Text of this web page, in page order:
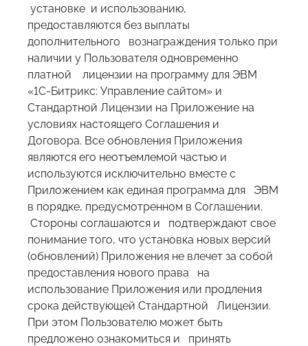
установке и использованию,
предоставляются без выплаты
дополнительного вознаграждения только при
наличии у Пользователя одновременно
платной лицензии на программу для ЭВМ
«1С-Битрикс: Управление сайтом» и
Стандартной Лицензии на Приложение на
условиях настоящего Соглашения и
Договора. Все обновления Приложения
являются его неотъемлемой частью и
используются исключительно вместе с
Приложением как единая программа для ЭВМ
в порядке, предусмотренном в Соглашении.
Стороны соглашаются и подтверждают свое
понимание того, что установка новых версий
(обновлений) Приложения не влечет за собой
предоставления нового права на
использование Приложения или продления
срока действующей Стандартной Лицензии.
При этом Пользователю может быть
предложено ознакомиться и принять